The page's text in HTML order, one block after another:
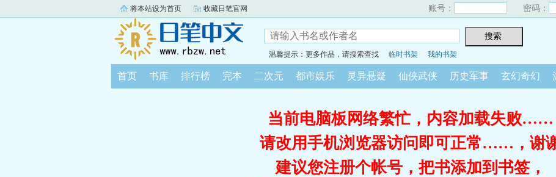
将本站设为首页 收藏日笔官网 账号： 密码：
温馨提示：更多作品，请搜索查找 临时书架 我的书架
首页 书库 排行榜 完本 二次元 都市娱乐 灵异悬疑 仙侠武侠 历史军事 玄幻奇幻
当前电脑板网络繁忙，内容加载失败……
请改用手机浏览器访问即可正常……，谢
建议您注册个帐号，把书添加到书签，